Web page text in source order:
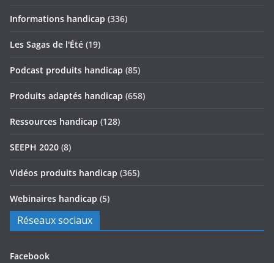
Informations handicap (336)
Les Sagas de l'Été (19)
Podcast produits handicap (85)
Produits adaptés handicap (658)
Ressources handicap (128)
SEEPH 2020 (8)
Vidéos produits handicap (365)
Webinaires handicap (5)
Réseaux sociaux
Facebook